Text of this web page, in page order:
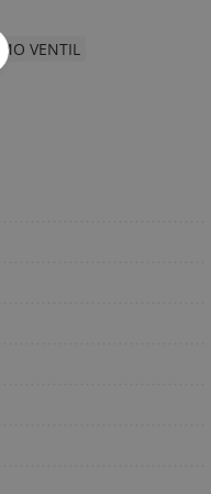
VENTIL